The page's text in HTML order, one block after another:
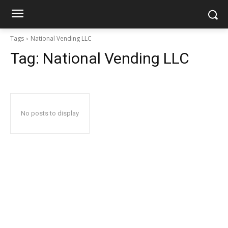
Tags National Vending LLC
Tag: National Vending LLC
No posts to display